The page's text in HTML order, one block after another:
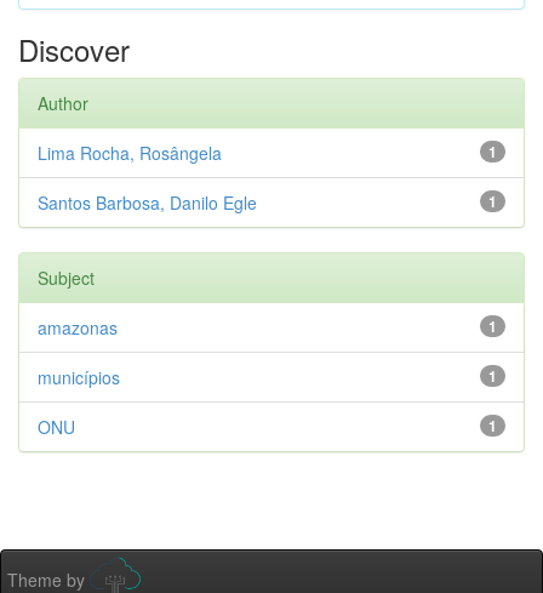
Discover
Author
1
Lima Rocha, Rosângela
1
Santos Barbosa, Danilo Egle
Subject
1
amazonas
1
municípios
1
ONU
Theme by